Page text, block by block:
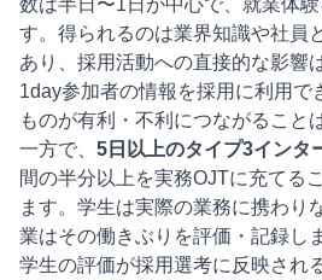
す。得られるのは業界知識や社員
あり、採用活動への直接的な影響
1day参加者の情報を採用に利用で
ものが有利・不利につながること
一方で、 5日以上のタイプ3インタ
間の半分以上を実務OJTに充てる
ます。学生は実際の業務に携わり
業はその働きぶりを評価・記録し
学生の評価が採用選考に反映され